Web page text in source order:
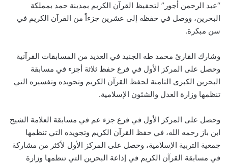
“عبد الرحمن أجور” لتحفيظ القرآن الكريم بمدينة حمد بمملكة
البحرين، ووصل في حفظه إلى عشرين جزءاً من القرآن الكريم في
سن مبكرة.
وشارك القارئ محمد طه الجنيد في العديد من المسابقات القرآنية
وحصل على المركز الأول في فرع حفظ ثلاثة أجزء في مسابقة
البحرين الكبرى الثامنة لحفظ القرآن الكريم وتجويده وتفسيره التي
تنظمها وزارة العدل والشئون الإسلامية.
وحصل على المركز الأول في فرع جزء عم في مسابقة العلامة الشيخ
ابن باز رحمه الله، في حفظ القرآن الكريم وتجويده التي تنظمها
جمعية التربية الإسلامية، وحصل على المركز الأول لأكثر من مشاركة
في مسابقة القرآن الكريم في إذاعة البحرين التي تنظمها وزارة